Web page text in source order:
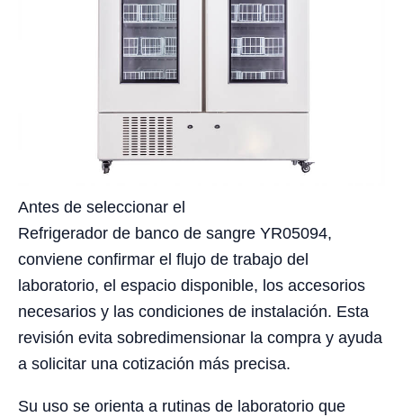
Antes de seleccionar el
Refrigerador de banco de sangre YR05094,
conviene confirmar el flujo de trabajo del
laboratorio, el espacio disponible, los accesorios
necesarios y las condiciones de instalación. Esta
revisión evita sobredimensionar la compra y ayuda
a solicitar una cotización más precisa.
Su uso se orienta a rutinas de laboratorio que